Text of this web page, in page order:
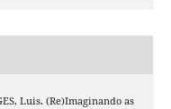
Luis. (Re)Imaginando as